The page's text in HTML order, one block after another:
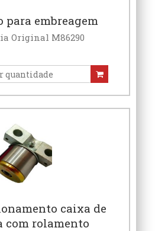
para embreagem
Original M86290
caixa de
com rolamento